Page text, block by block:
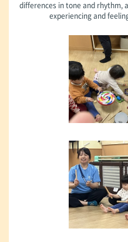
differences in tone and rhythm,
experiencing and